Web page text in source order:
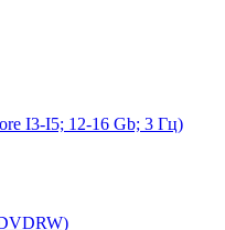
I3-I5; 12-16 Gb; 3 Гц)